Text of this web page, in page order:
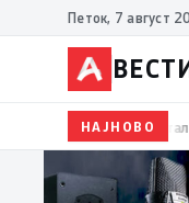
Петок, 7 август
НАЈНОВО